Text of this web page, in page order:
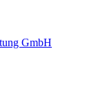
GmbH